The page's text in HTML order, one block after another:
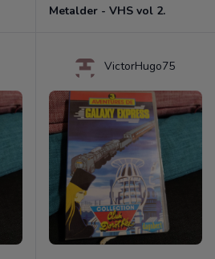
Metalder - VHS vol 2.
VictorHugo75